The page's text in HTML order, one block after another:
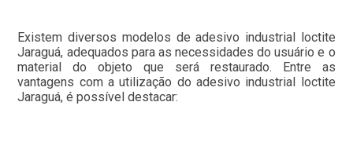
Existem diversos modelos de adesivo industrial loctite
Jaraguá, adequados para as necessidades do usuário e o
material do objeto que será restaurado. Entre as
vantagens com a utilização do adesivo industrial loctite
Jaraguá, é possível destacar: